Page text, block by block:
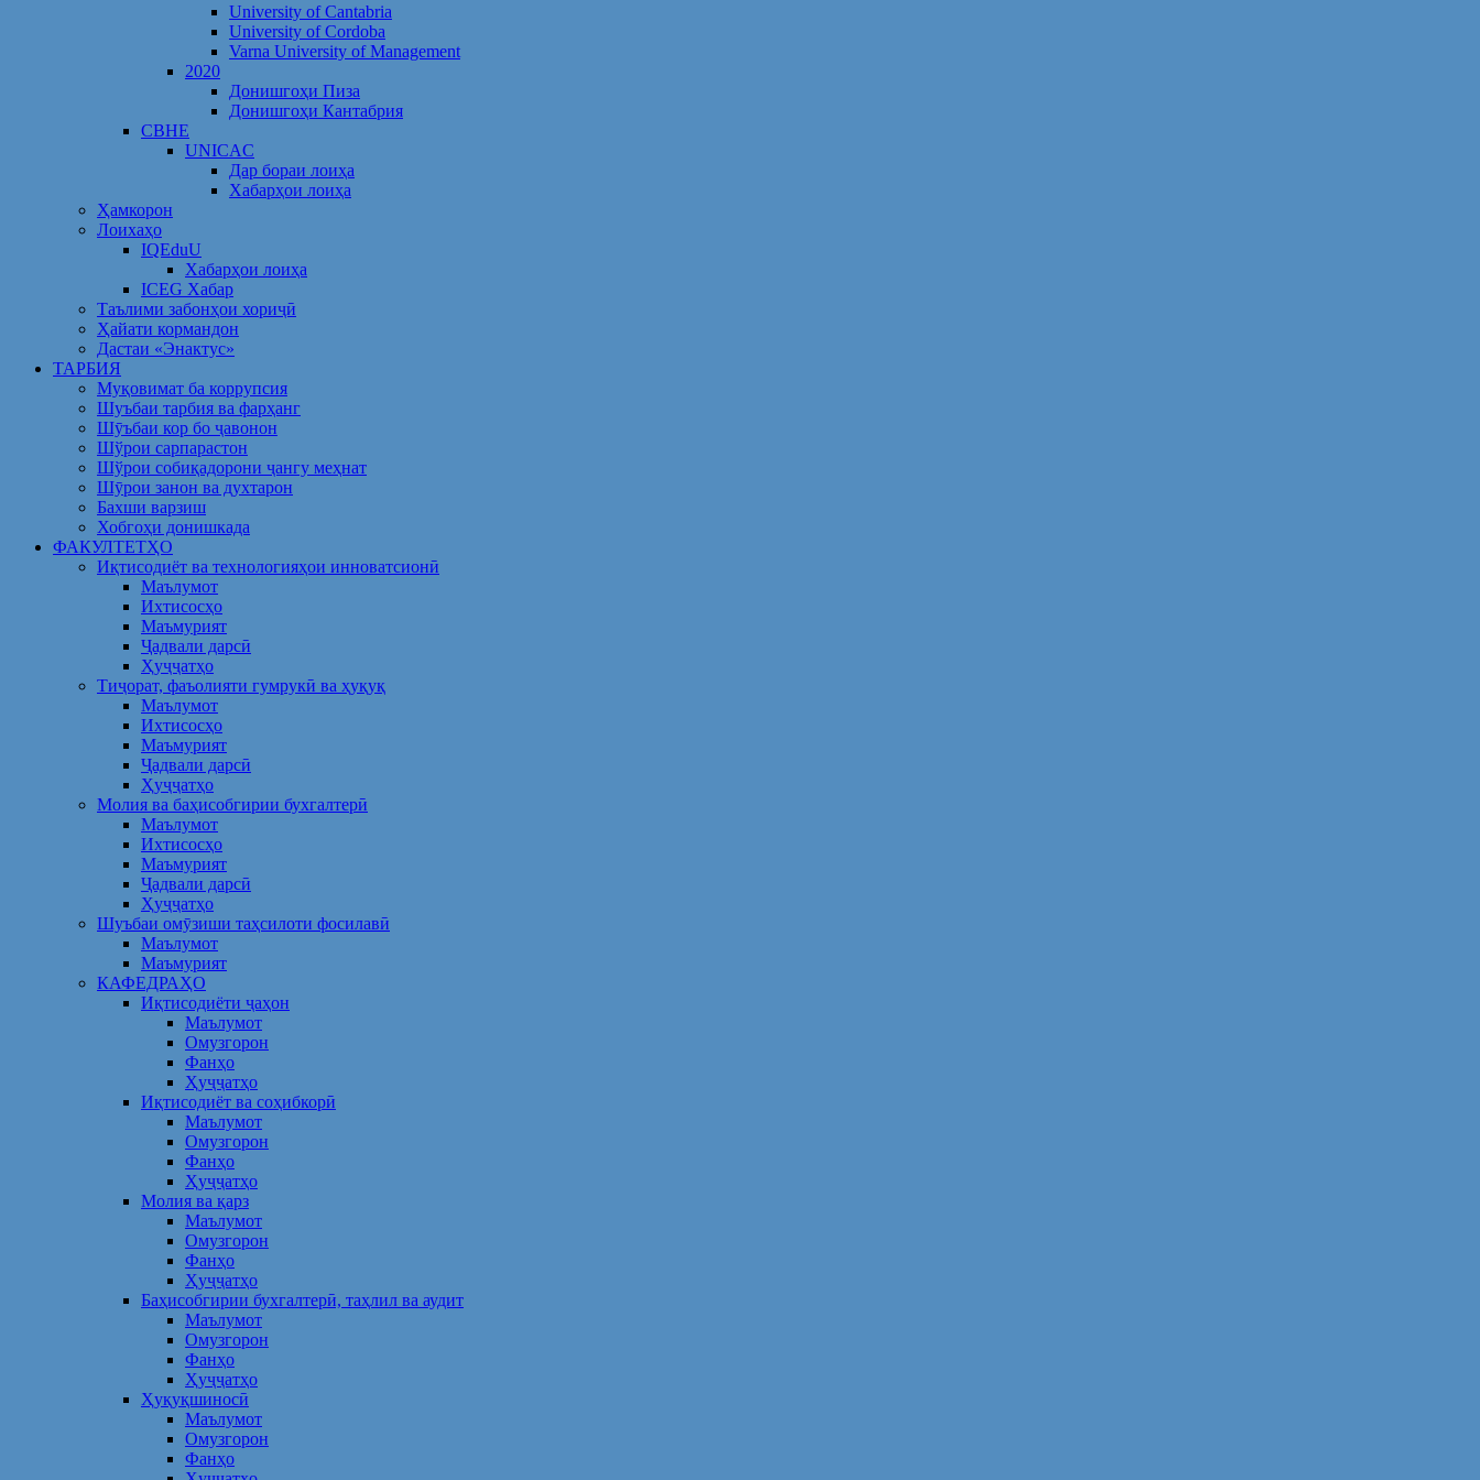
University of Cantabria
University of Cordoba
Varna University of Management
2020
Донишгоҳи Пиза
Донишгоҳи Кантабрия
CBHE
UNICAC
Дар бораи лоиҳа
Хабарҳои лоиҳа
Ҳамкорон
Лоихаҳо
IQEduU
Хабарҳои лоиҳа
ICEG Хабар
Таълими забонҳои хориҷӣ
Ҳайати кормандон
Дастаи «Энактус»
ТАРБИЯ
Муқовимат ба коррупсия
Шуъбаи тарбия ва фарҳанг
Шӯъбаи кор бо ҷавонон
Шўрои сарпарастон
Шўрои собиқадорони ҷангу меҳнат
Шӯрои занон ва духтарон
Бахши варзиш
Хобгоҳи донишкада
ФАКУЛТЕТҲО
Иқтисодиёт ва технологияҳои инноватсионӣ
Маълумот
Ихтисосҳо
Маъмурият
Ҷадвали дарсӣ
Ҳуҷҷатҳо
Тиҷорат, фаъолияти гумрукӣ ва ҳуқуқ
Маълумот
Ихтисосҳо
Маъмурият
Ҷадвали дарсӣ
Ҳуҷҷатҳо
Молия ва баҳисобгирии бухгалтерӣ
Маълумот
Ихтисосҳо
Маъмурият
Ҷадвали дарсӣ
Ҳуҷҷатҳо
Шуъбаи омӯзиши таҳсилоти фосилавӣ
Маълумот
Маъмурият
КАФЕДРАҲО
Иқтисодиёти ҷаҳон
Маълумот
Омузгорон
Фанҳо
Ҳуҷҷатҳо
Иқтисодиёт ва соҳибкорӣ
Маълумот
Омузгорон
Фанҳо
Ҳуҷҷатҳо
Молия ва қарз
Маълумот
Омузгорон
Фанҳо
Ҳуҷҷатҳо
Баҳисобгирии бухгалтерӣ, таҳлил ва аудит
Маълумот
Омузгорон
Фанҳо
Ҳуҷҷатҳо
Ҳуқуқшиносӣ
Маълумот
Омузгорон
Фанҳо